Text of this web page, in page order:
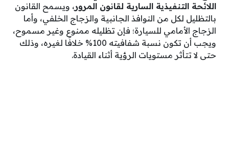
اللائحة التنفيذية السارية لقانون المرور، ويسمح القانون
بالتظليل لكل من النوافذ الجانبية والزجاج الخلفي، وأما
الزجاج الأمامي للسيارة؛ فإن تظليله ممنوع وغير مسموح،
ويجب أن تكون نسبة شفافيته 100% خلافًا لغيره، وذلك
حتى لا تتأثر مستويات الرؤية أثناء القيادة.